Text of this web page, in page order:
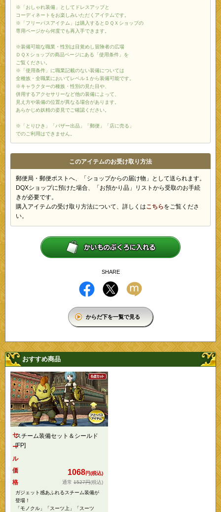
※「おしゃれ装備」としてドレスアップと
コーディネートをお楽しみいただくアイテムです。
※「フリーパスアイテム」は購入するとＤＱＸショップの
専用ページから何度でも再入手できます。
※装備可能な職業・性別は目覚めし冒険者の広場
ＤＱＸショップの商品ページにある「使用条件」を
ご覧ください。
※「使用条件」に職業記載のない装備については
全種族・全職業においてレベル１から装備可能です。
※キャラクターの種族・性別の見た目や、
併用するアクセサリーなど他の装備によって、
見え方や装備の位置が異なる場合があります。
あらかじめ妖精の姿見でご確認ください。
※「とりひき」「バザー出品」「郵便」「店に売る」
でのご利用はできません。
このアイテムのお受け取り方法
郵便局・郵便ポストへ、「ショップからの届け物」として送られます。
DQXショップに預けた場合、「お預かり品」リストから受取のお手続
きが必要です。
購入アイテムの受け取り方法について、詳しくはこちらをご覧くださ
い。
SHARE
からだ下を一覧で見る
おすすめ商品
スチーム装備セット＆シールド
[FP]
セ
ー
ル
価
格
1068円(税込)
1527円(税込)
ガジェット感あふれるスチーム装備が
登場！
「モノクル」「スーツ上」「スーツ